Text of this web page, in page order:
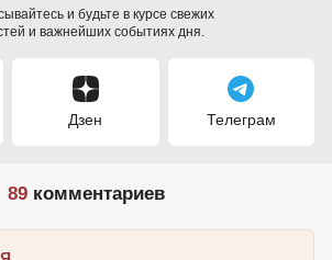
и будьте в курсе свежих
и важнейших событиях дня.
Дзен Телеграм
89комментариев